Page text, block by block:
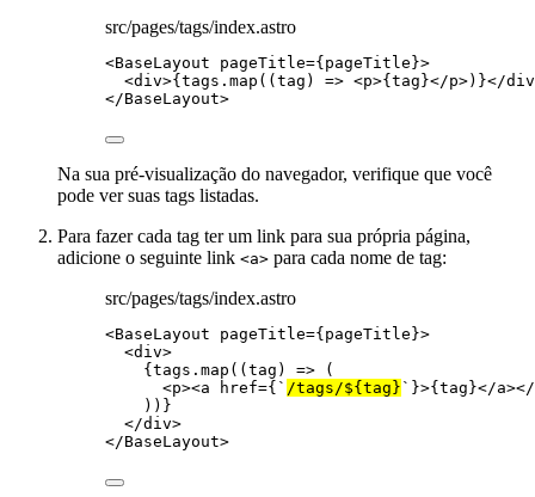
src/pages/tags/index.astro
<BaseLayout pageTitle={ pageTitle }>
<div>{ tags . map ( ( tag ) => <p>{ tag }</p>) }</div
</BaseLayout>
Na sua pré-visualização do navegador, verifique que você
pode ver suas tags listadas.
Para fazer cada tag ter um link para sua própria página,
adicione o seguinte link <a> para cada nome de tag:
src/pages/tags/index.astro
<BaseLayout pageTitle={ pageTitle }>
<div>
{ tags . map ( ( tag ) => (
<p><a href={ ` /tags/${ tag } ` }>{ tag }</a></
)) }
</div>
</BaseLayout>